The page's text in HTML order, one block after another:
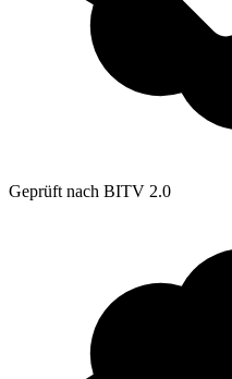
Geprüft nach BITV 2.0